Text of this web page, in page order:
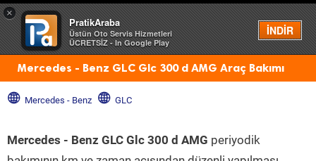
×
PratikAraba
Üstün Oto Servis Hizmetleri
ÜCRETSİZ - In Google Play
İNDİR
Menü
Mercedes - Benz GLC Glc 300 d AMG Araç Bakımı
Mercedes - Benz GLC
Mercedes - Benz GLC Glc 300 d AMG periyodik